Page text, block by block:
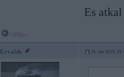
Es
Ervalds 16. Jan 2010,